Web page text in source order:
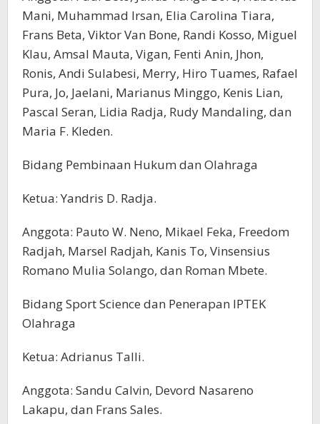
Mani, Muhammad Irsan, Elia Carolina Tiara,
Frans Beta, Viktor Van Bone, Randi Kosso, Miguel
Klau, Amsal Mauta, Vigan, Fenti Anin, Jhon,
Ronis, Andi Sulabesi, Merry, Hiro Tuames, Rafael
Pura, Jo, Jaelani, Marianus Minggo, Kenis Lian,
Pascal Seran, Lidia Radja, Rudy Mandaling, dan
Maria F. Kleden.
Bidang Pembinaan Hukum dan Olahraga
Ketua: Yandris D. Radja.
Anggota: Pauto W. Neno, Mikael Feka, Freedom
Radjah, Marsel Radjah, Kanis To, Vinsensius
Romano Mulia Solango, dan Roman Mbete.
Bidang Sport Science dan Penerapan IPTEK
Olahraga
Ketua: Adrianus Talli.
Anggota: Sandu Calvin, Devord Nasareno
Lakapu, dan Frans Sales.